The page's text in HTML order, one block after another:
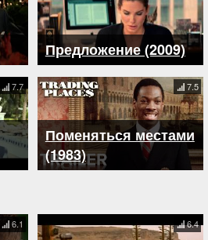
Предложение (2009)
7.7
Поменяться местами
(1983)
7.5
6.1 6.4